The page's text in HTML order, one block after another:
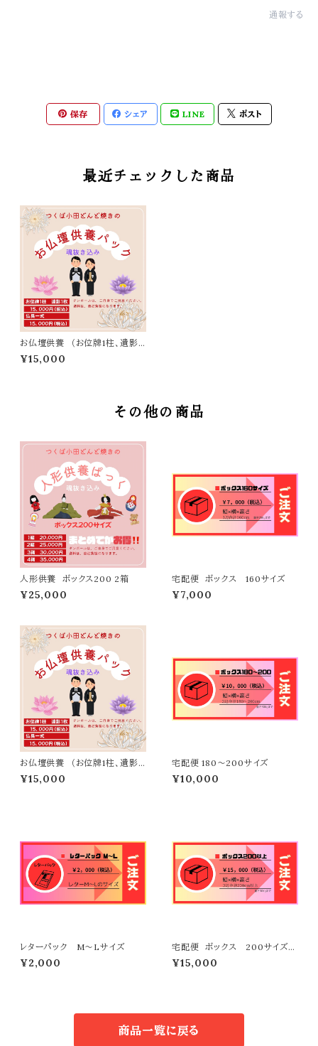
通報する
保存 シェア LINE ポスト
最近チェックした商品
お仏壇供養 （お位牌1柱、遺影1
枚）
¥15,000
その他の商品
人形供養 ボックス200 2箱
¥25,000
宅配便 ボックス 160サイズ
¥7,000
お仏壇供養 （お位牌1柱、遺影1
枚）
¥15,000
宅配便 180〜200サイズ
¥10,000
レターパック M〜Lサイズ
¥2,000
宅配便 ボックス 200サイズ以
上
¥15,000
商品一覧に戻る